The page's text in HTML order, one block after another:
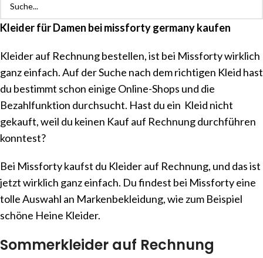
Kleider für Damen bei missforty germany kaufen
Kleider auf Rechnung bestellen, ist bei Missforty wirklich
ganz einfach. Auf der Suche nach dem richtigen Kleid hast
du bestimmt schon einige Online-Shops und die
Bezahlfunktion durchsucht. Hast du ein Kleid nicht
gekauft, weil du keinen Kauf auf Rechnung durchführen
konntest?
Bei Missforty kaufst du Kleider auf Rechnung, und das ist
jetzt wirklich ganz einfach. Du findest bei Missforty eine
tolle Auswahl an Markenbekleidung, wie zum Beispiel
schöne Heine Kleider.
Sommerkleider auf Rechnung